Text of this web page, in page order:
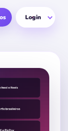
Login